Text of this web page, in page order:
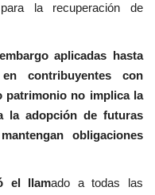
la recuperación de
embargo aplicadas hasta
contribuyentes con
patrimonio no implica la
la adopción de futuras
obligaciones
el llamado a todas las